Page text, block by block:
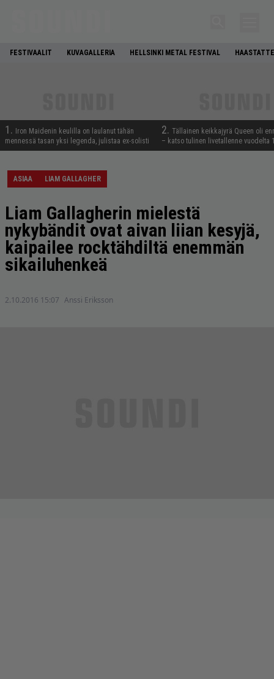
FESTIVAALIT KUVAGALLERIA HELLSINKI METAL FESTIVAL
1.
Iron Maidenin keulilla on laulanut tähän
mennessä tasan yksi legenda, julistaa ex-solisti
2. Tällainen keikkajyrä Queen oli
– katso tulinen livetallenne vuodelta
ASIAA LIAM GALLAGHER
Liam Gallagherin mielestä
nykybändit ovat aivan liian kesyjä,
kaipailee rocktähdiltä enemmän
sikailuhenkeä
2.10.2016 15:07 Anssi Eriksson